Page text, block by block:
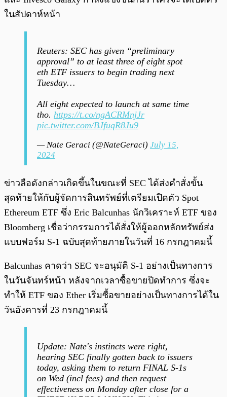
ในสัปดาห์หน้า
Reuters: SEC has given “preliminary
approval” to at least three of eight spot
eth ETF issuers to begin trading next
Tuesday…
All eight expected to launch at same time
tho. https://t.co/ngACRMnjJr
pic.twitter.com/BJfuqR8Ju9
— Nate Geraci (@NateGeraci) July 15,
2024
ข่าวลือดังกล่าวเกิดขึ้นในขณะที่ SEC ได้ส่งคำสั่งขั้น
สุดท้ายให้กับผู้จัดการสินทรัพย์ที่เตรียมเปิดตัว Spot
Ethereum ETF ซึ่ง Eric Balcunhas นักวิเคราะห์ ETF ของ
Bloomberg เชื่อว่ากรรมการได้สั่งให้ผู้ออกหลักทรัพย์ส่ง
แบบฟอร์ม S-1 ฉบับสุดท้ายภายในวันที่ 16 กรกฎาคมนี้
Balcunhas คาดว่า SEC จะอนุมัติ S-1 อย่างเป็นทางการ
ในวันจันทร์หน้า หลังจากเวลาซื้อขายปิดทำการ ซึ่งจะ
ทำให้ ETF ของ Ether เริ่มซื้อขายอย่างเป็นทางการได้ใน
วันอังคารที่ 23 กรกฎาคมนี้
Update: Nate's instincts were right,
hearing SEC finally gotten back to issuers
today, asking them to return FINAL S-1s
on Wed (incl fees) and then request
effectiveness on Monday after close for a